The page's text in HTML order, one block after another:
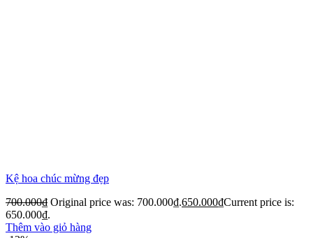
Kệ hoa chúc mừng đẹp
700.000₫ Original price was: 700.000₫.650.000₫Current price is:
650.000₫.
Thêm vào giỏ hàng